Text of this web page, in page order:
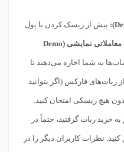
پیش از ریسک کردن با پول
حساب معاملاتی نمایشی (Demo
به شما اجازه می‌دهند تا
ربات‌های فارکس (اگر بتوانید
هیچ ریسکی امتحان کنید.
خرید ربات گرفتید، حتماً در
نظرات کاربران دیگر را در